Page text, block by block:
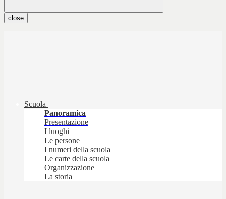
close
Scuola
Panoramica
Presentazione
I luoghi
Le persone
I numeri della scuola
Le carte della scuola
Organizzazione
La storia